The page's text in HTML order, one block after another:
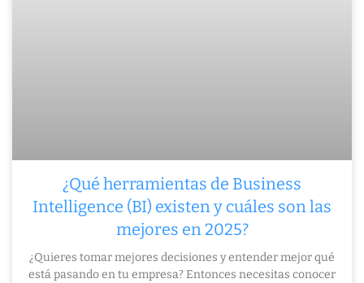
¿Qué herramientas de Business
Intelligence (BI) existen y cuáles son las
mejores en 2025?
¿Quieres tomar mejores decisiones y entender mejor qué
está pasando en tu empresa? Entonces necesitas conocer